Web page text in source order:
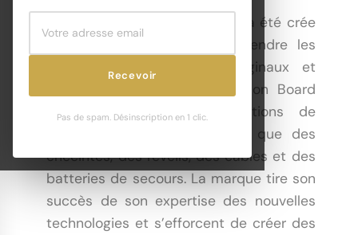
Recevoir
Pas de spam. Désinscription en 1 clic.
La marque Mobility On Board a été crée
en 2014 avec l’objectif de rendre les
produits high-tech plus originaux et
créatifs. Aujourd’hui, Mobility on Board
dispose d’une vaste collections de
modèles fun et mignons tel que des
enceintes, des réveils, des câbles et des
batteries de secours. La marque tire son
succès de son expertise des nouvelles
technologies et s’efforcent de créer des